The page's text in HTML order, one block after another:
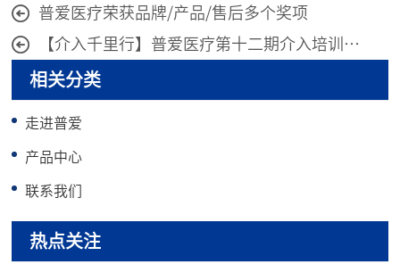
普爱医疗荣获品牌/产品/售后多个奖项
【介入千里行】普爱医疗第十二期介入培训班圆满举办
相关分类
走进普爱
产品中心
联系我们
热点关注